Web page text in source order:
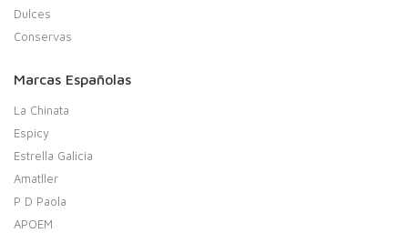
Dulces
Conservas
Marcas Españolas
La Chinata
Espicy
Estrella Galicia
Amatller
P D Paola
APOEM